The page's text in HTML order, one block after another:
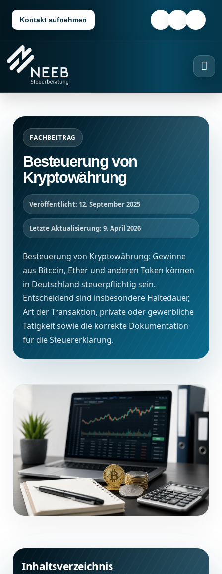
Kontakt aufnehmen
FACHBEITRAG
Besteuerung von
Kryptowährung
Veröffentlicht: 12. September 2025
Letzte Aktualisierung: 9. April 2026
Besteuerung von Kryptowährung: Gewinne
aus Bitcoin, Ether und anderen Token können
in Deutschland steuerpflichtig sein.
Entscheidend sind insbesondere Haltedauer,
Art der Transaktion, private oder gewerbliche
Tätigkeit sowie die korrekte Dokumentation
für die Steuererklärung.
Inhaltsverzeichnis